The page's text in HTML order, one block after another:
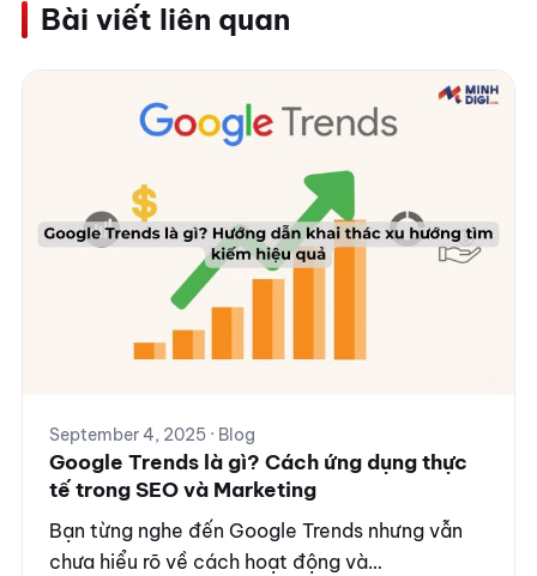
Bài viết liên quan
September 4, 2025 · Blog
Google Trends là gì? Cách ứng dụng thực
tế trong SEO và Marketing
Bạn từng nghe đến Google Trends nhưng vẫn
chưa hiểu rõ về cách hoạt động và…